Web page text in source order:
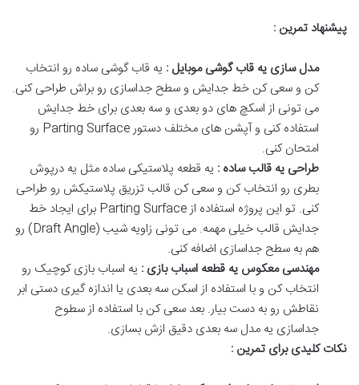
پیشنهاد تمرین :
مدل سازی یه قاب گوشی موبایل : یه قاب گوشی ساده رو انتخاب
کن و سعی کن خط جدایش و سطح جداسازی رو براش طراحی کنی.
می تونی از اسکچ های دو بعدی و سه بعدی برای خط جدایش
استفاده کنی و آپشن های مختلف دستورParting Surface
رو
امتحان کنی.
طراحی یه قالب ساده : یه قطعه پلاستیکی ساده مثل یه درپوش
بطری رو انتخاب کن و سعی کن قالب تزریق پلاستیکش رو طراحی
کنی. تو این پروژه استفاده ازParting Surface
برای ایجاد خط
جدایش قالب خیلی مهمه. می تونی زاویه شیب (Draft Angle)
رو
هم به سطح جداسازی اضافه کنی.
مهندسی معکوس یه قطعه اسباب بازی : یه اسباب بازی کوچیک رو
انتخاب کن و با استفاده از اسکن سه بعدی یا اندازه گیری دستی ابر
نقاطش رو به دست بیار. بعد سعی کن با استفاده از سطوح
جداسازی یه مدل سه بعدی دقیق ازش بسازی.
نکات کلیدی برای تمرین :